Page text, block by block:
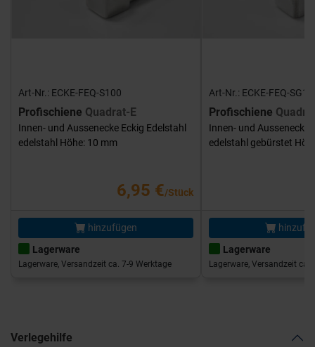
Art-Nr.: ECKE-FEQ-S100
Profischiene Quadrat-E
Innen- und Aussenecke Eckig Edelstahl
edelstahl Höhe: 10 mm
6,95 €/Stück
hinzufügen
Lagerware
Lagerware, Versandzeit ca. 7-9 Werktage
Art-Nr.: ECKE-FEQ-
Profischiene
Innen- und Aussenecke
edelstahl gebürstet
Lagerware
Lagerware, Versandzeit ca.
Verlegehilfe